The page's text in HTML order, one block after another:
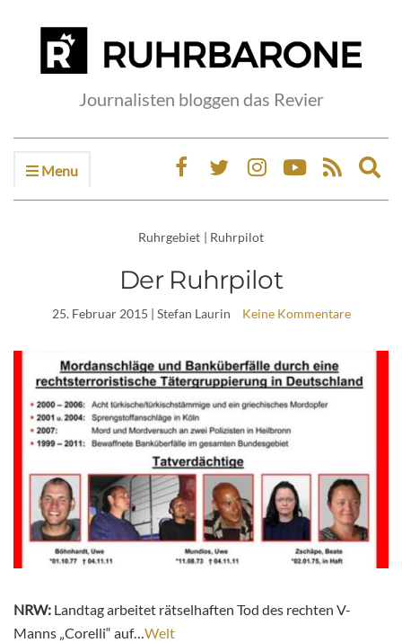
Journalisten bloggen das Revier
Menu
Ruhrgebiet | Ruhrpilot
Der Ruhrpilot
25. Februar 2015 | Stefan Laurin Keine Kommentare
NRW: Landtag arbeitet rätselhaften Tod des rechten V-
Manns „Corelli“ auf…Welt